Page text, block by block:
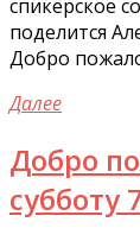
спикерское
поделится
Добро
Далее
Добро
субботу